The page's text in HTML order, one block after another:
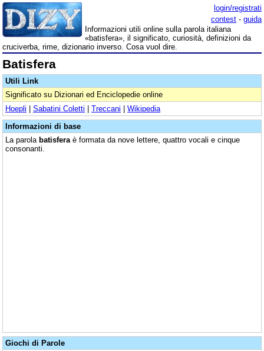
login/registrati
contest - guida
Informazioni utili online sulla parola italiana
«batisfera», il significato, curiosità, definizioni da
cruciverba, rime, dizionario inverso. Cosa vuol dire.
Batisfera
Utili Link
Significato su Dizionari ed Enciclopedie online
Hoepli | Sabatini Coletti | Treccani | Wikipedia
Informazioni di base
La parola batisfera è formata da nove lettere, quattro vocali e cinque
consonanti.
Giochi di Parole